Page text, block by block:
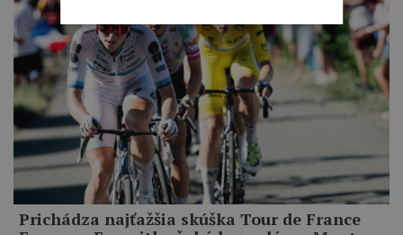
Prichádza najťažšia skúška Tour de France